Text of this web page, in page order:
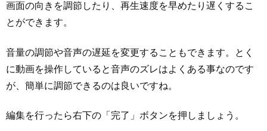
画面の向きを調節したり、再生速度を早めたり遅くするこ
とができます。
音量の調節や音声の遅延を変更することもできます。とく
に動画を操作していると音声のズレはよくある事なのです
が、簡単に調節できるのは良いですね。
編集を行ったら右下の「完了」ボタンを押しましょう。